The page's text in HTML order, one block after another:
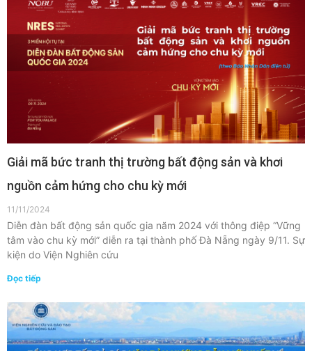
Giải mã bức tranh thị trường bất động sản và khơi
nguồn cảm hứng cho chu kỳ mới
11/11/2024
Diễn đàn bất động sản quốc gia năm 2024 với thông điệp “Vững
tâm vào chu kỳ mới” diễn ra tại thành phố Đà Nẵng ngày 9/11. Sự
kiện do Viện Nghiên cứu
Đọc tiếp